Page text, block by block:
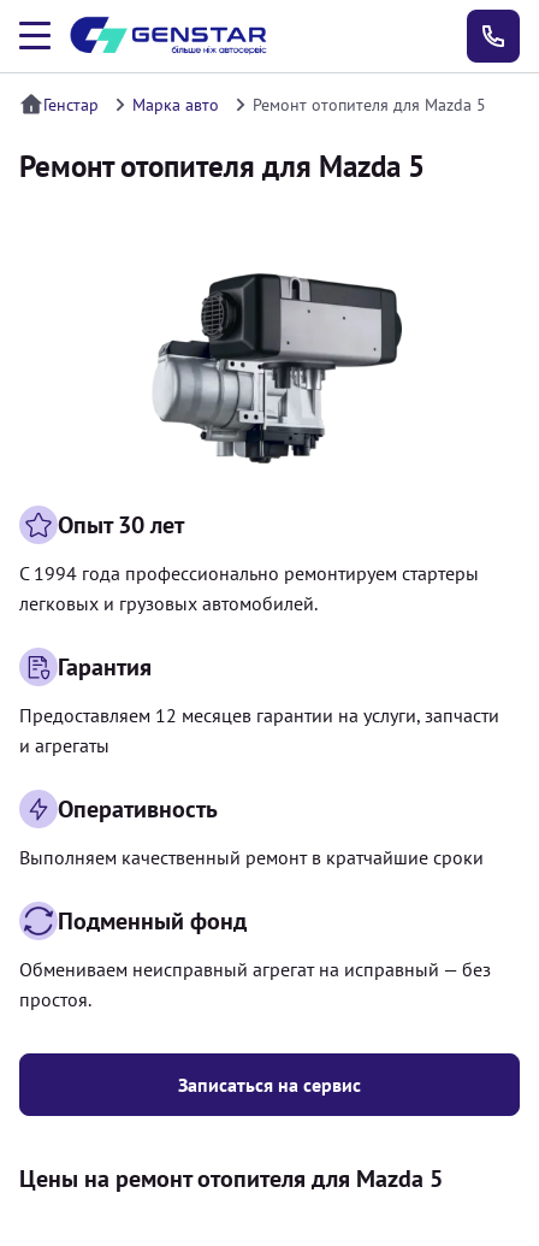
Генстар Марка авто Ремонт отопителя для Mazda 5
Ремонт отопителя для Mazda 5
Записаться на сервис
Опыт 30 лет
С 1994 года профессионально ремонтируем стартеры
легковых и грузовых автомобилей.
Гарантия
Предоставляем 12 месяцев гарантии на услуги, запчасти
и агрегаты
Оперативность
Выполняем качественный ремонт в кратчайшие сроки
Подменный фонд
Обмениваем неисправный агрегат на исправный — без
простоя.
Цены на ремонт отопителя для Mazda 5